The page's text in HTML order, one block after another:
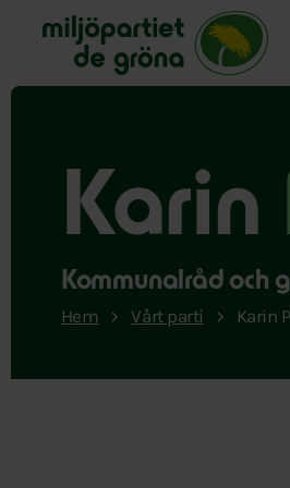
Miljöpartiet de gröna, startsida
Karin
Kommunalråd och
Hem Vårt parti Karin